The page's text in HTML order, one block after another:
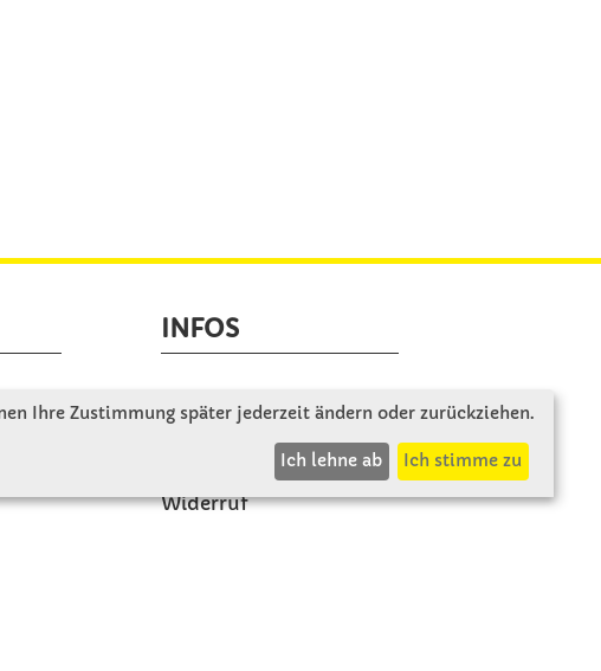
INFOS
Zahlung & Versand
Rücksendung
Widerruf
Ihre Zustimmung später jederzeit ändern oder zurückziehen.
Ich lehne ab Ich stimme zu